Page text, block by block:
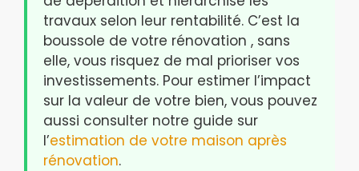
travaux selon leur rentabilité. C’est la
boussole de votre rénovation , sans
elle, vous risquez de mal prioriser vos
investissements. Pour estimer l’impact
sur la valeur de votre bien, vous pouvez
aussi consulter notre guide sur
l’estimation de votre maison après
rénovation.